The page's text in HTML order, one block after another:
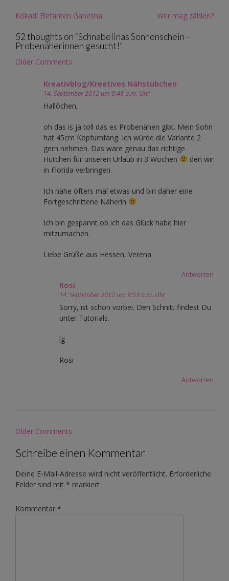
Post
Kokadi Elefanten Ganesha Wer mag zählen?
52 thoughts on “Schnabelinas Sonnenschein –
Probenäherinnen gesucht!”
Comment
navigation
Older Comments
Kreativblog/Kreatives Nähstübchen
14. September 2012 um 9:48 a.m. Uhr
Hallöchen,
oh das is ja toll das es Probenähen gibt. Mein Sohn
hat 45cm Kopfumfang. Ich würde die Variante 2
gern nehmen. Das wäre genau das richtige
Hütchen für unseren Urlaub in 3 Wochen
den wir
in Florida verbringen.
Ich nähe öfters mal etwas und bin daher eine
Fortgeschrittene Näherin
Ich bin gespannt ob ich das Glück habe hier
mitzumachen.
Liebe Grüße aus Hessen, Verena
Antworten
Rosi
14. September 2012 um 9:53 a.m. Uhr
Sorry, ist schon vorbei. Den Schnitt findest Du
unter Tutorials.
lg
Rosi
Antworten
Comment
navigation
Older Comments
Schreibe einen Kommentar
Deine E-Mail-Adresse wird nicht veröffentlicht. Erforderliche
Felder sind mit * markiert
Kommentar *